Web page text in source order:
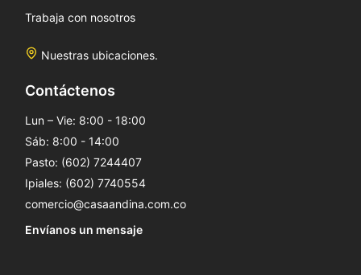
Trabaja con nosotros
Nuestras ubicaciones.
Contáctenos
Lun – Vie: 8:00 - 18:00
Sáb: 8:00 - 14:00
Pasto: (602) 7244407
Ipiales: (602) 7740554
comercio@casaandina.com.co
Envíanos un mensaje